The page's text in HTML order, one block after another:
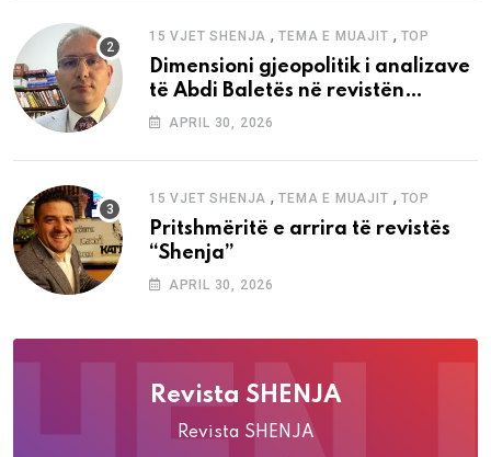
15 VJET SHENJA ,TEMA E MUAJIT , TOP
Dimensioni gjeopolitik i analizave
të Abdi Baletës në revistën
“Shenja”
APRIL 30, 2026
15 VJET SHENJA ,TEMA E MUAJIT , TOP
Pritshmëritë e arrira të revistës
“Shenja”
APRIL 30, 2026
Revista SHENJA
Revista SHENJA